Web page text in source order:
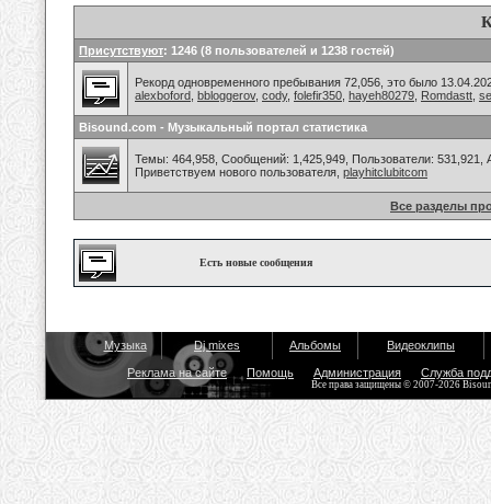
Присутствуют: 1246 (8 пользователей и 1238 гостей)
Рекорд одновременного пребывания 72,056, это было
alexboford bbloggerov, cody, folefir350 hayeh80279 Romdastt
Bisound.com - Музыкальный портал статистика
Темы: 464,958, Сообщений: 1,425,949, Пользователи: 531,921,
Приветствуем нового пользователя, playhitclubitcom
Все разделы
Есть новые сообщения
Музыка Dj mixes Альбомы Видеоклипы
Реклама на сайте Помощь Администрация Служба
Все права защищены © 2007-2026